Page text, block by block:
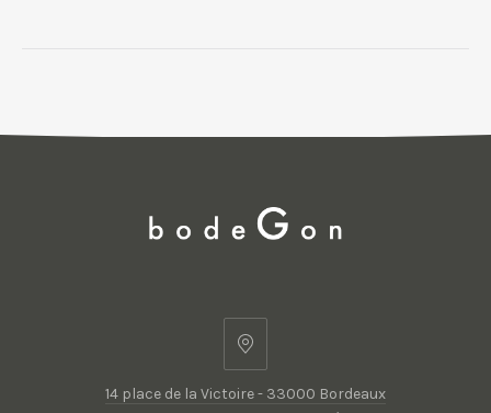
14
14 place de la Victoire - 33000 Bordeaux